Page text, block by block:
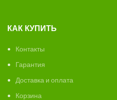
КАК КУПИТЬ
Контакты
Гарантия
Доставка и оплата
Корзина